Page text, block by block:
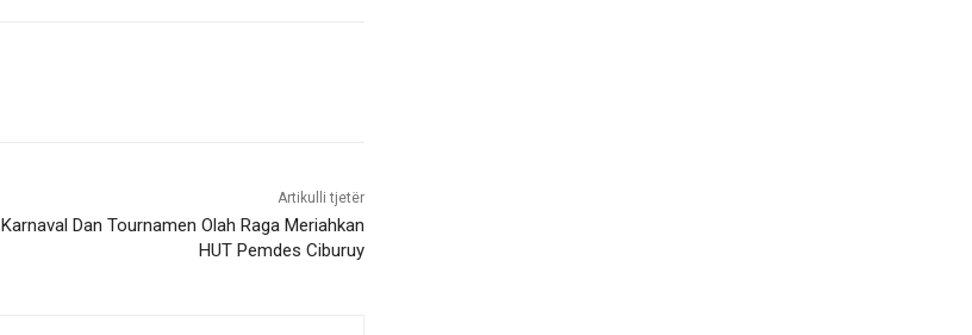
Artikulli tjetër
Karnaval Dan Tournamen Olah Raga Meriahkan
HUT Pemdes Ciburuy